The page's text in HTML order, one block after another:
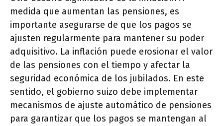
medida que aumentan las pensiones, es
importante asegurarse de que los pagos se
ajusten regularmente para mantener su poder
adquisitivo. La inflación puede erosionar el valor
de las pensiones con el tiempo y afectar la
seguridad económica de los jubilados. En este
sentido, el gobierno suizo debe implementar
mecanismos de ajuste automático de pensiones
para garantizar que los pagos se mantengan al